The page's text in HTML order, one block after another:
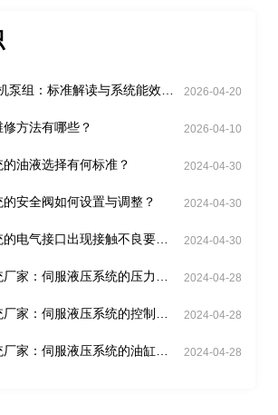
泵组：标准解读与系统能效分
2026-04-20
方法有哪些？ 2026-04-10
油液选择有何标准？ 2024-04-30
安全阀如何设置与调整？ 2024-04-30
电气接口出现接触不良要怎
2024-04-30
家：伺服液压系统的压力传
2024-04-28
家：伺服液压系统的控制回
2024-04-28
家：伺服液压系统的油缸如
2024-04-28